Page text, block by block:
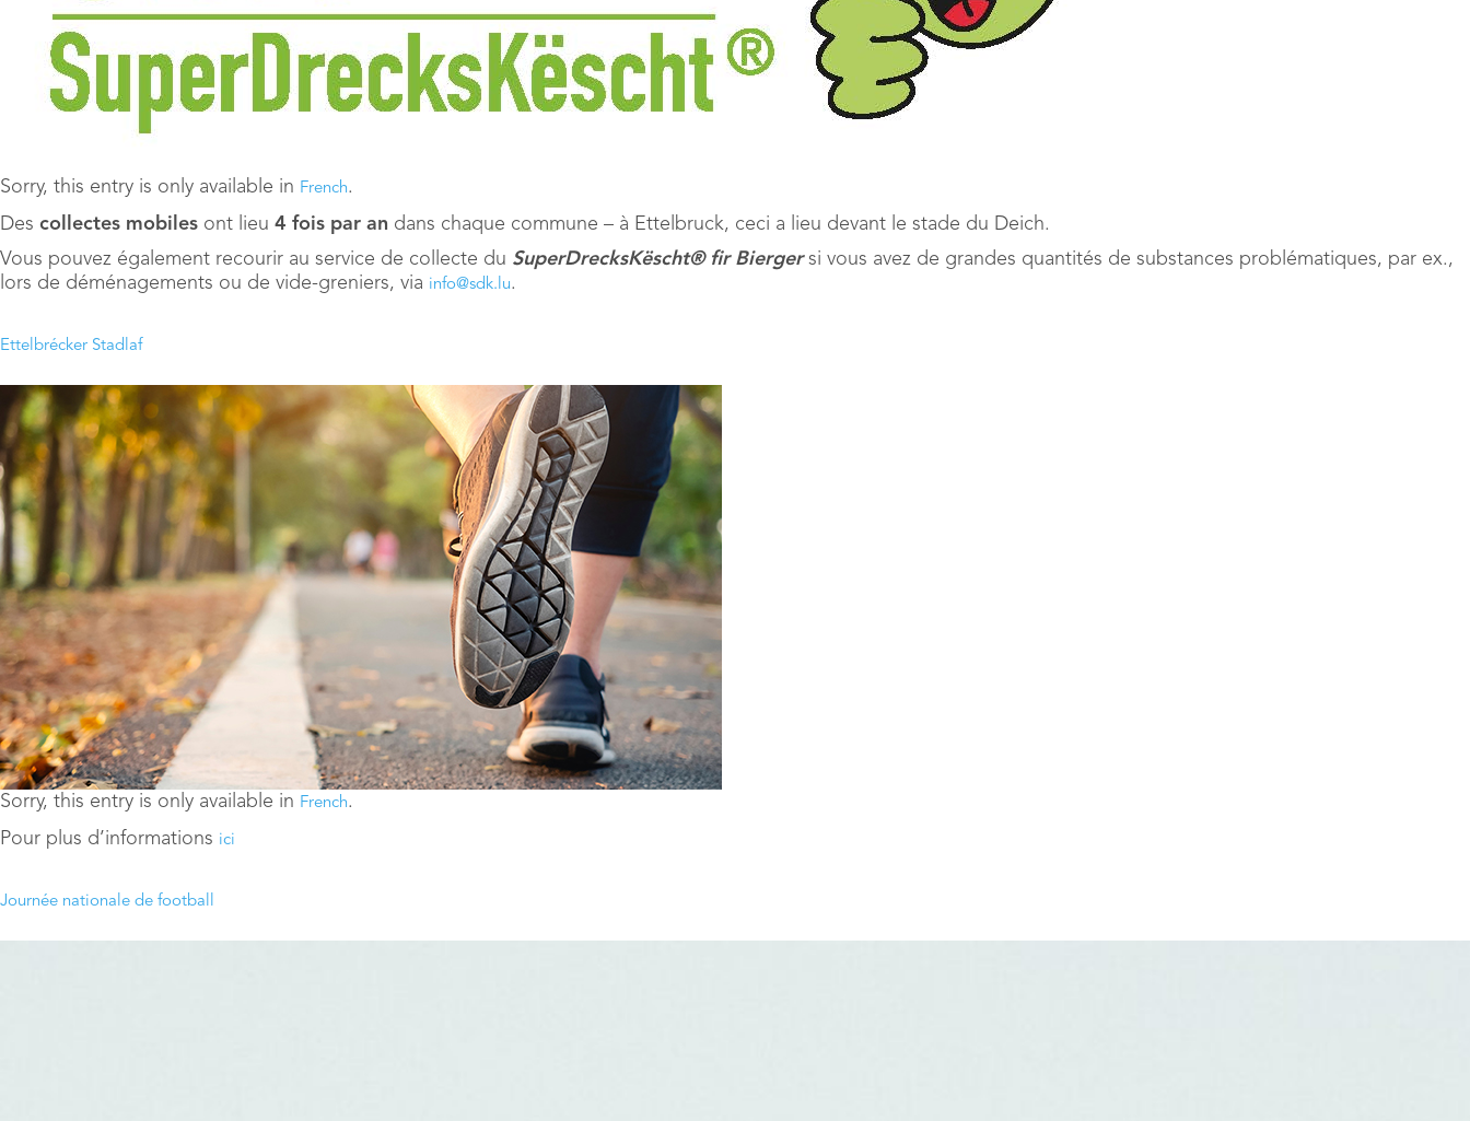
Sorry, this entry is only available in French.
Des collectes mobiles ont lieu 4 fois par an dans chaque commune – à Ettelbruck, ceci a lieu devant le stade du Deich.
Vous pouvez également recourir au service de collecte du SuperDrecksKëscht® fir Biergersi vous avez de grandes quantités de substances problématiques, par ex.,
lors de déménagements ou de vide-greniers, via info@sdk.lu.
Ettelbrécker Stadlaf
Sorry, this entry is only available in French.
Pour plus d’informations ici
Journée nationale de football